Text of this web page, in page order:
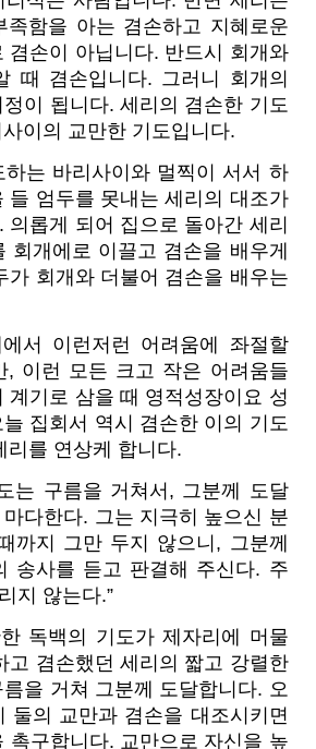
족함을 아는 겸손하고 지혜로운
겸손이 아닙니다. 반드시 회개와
때 겸손입니다. 그러니 회개의
이 됩니다. 세리의 겸손한 기도
이의 교만한 기도입니다.
는 바리사이와 멀찍이 서서 하
들 엄두를 못내는 세리의 대조가
의롭게 되어 집으로 돌아간 세리
회개에로 이끌고 겸손을 배우게
가 회개와 더불어 겸손을 배우는
서 이런저런 어려움에 좌절할
, 이런 모든 크고 작은 어려움들
계기로 삼을 때 영적성장이요 성
집회서 역시 겸손한 이의 기도
리를 연상케 합니다.
는 구름을 거쳐서, 그분께 도달
다한다. 그는 지극히 높으신 분
까지 그만 두지 않으니, 그분께
송사를 듣고 판결해 주신다. 주
지 않는다.”
독백의 기도가 제자리에 머물
고 겸손했던 세리의 짧고 강렬한
을 거쳐 그분께 도달합니다. 오
둘의 교만과 겸손을 대조시키면
촉구합니다. 교만으로 자신을 높